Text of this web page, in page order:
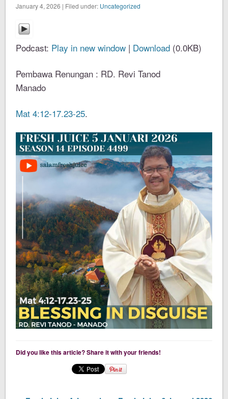
January 4, 2026 | Filed under: Uncategorized
Podcast: Play in new window | Download (0.0KB)
Pembawa Renungan : RD. Revi Tanod
Manado
Mat 4:12-17.23-25.
Did you like this article? Share it with your friends!